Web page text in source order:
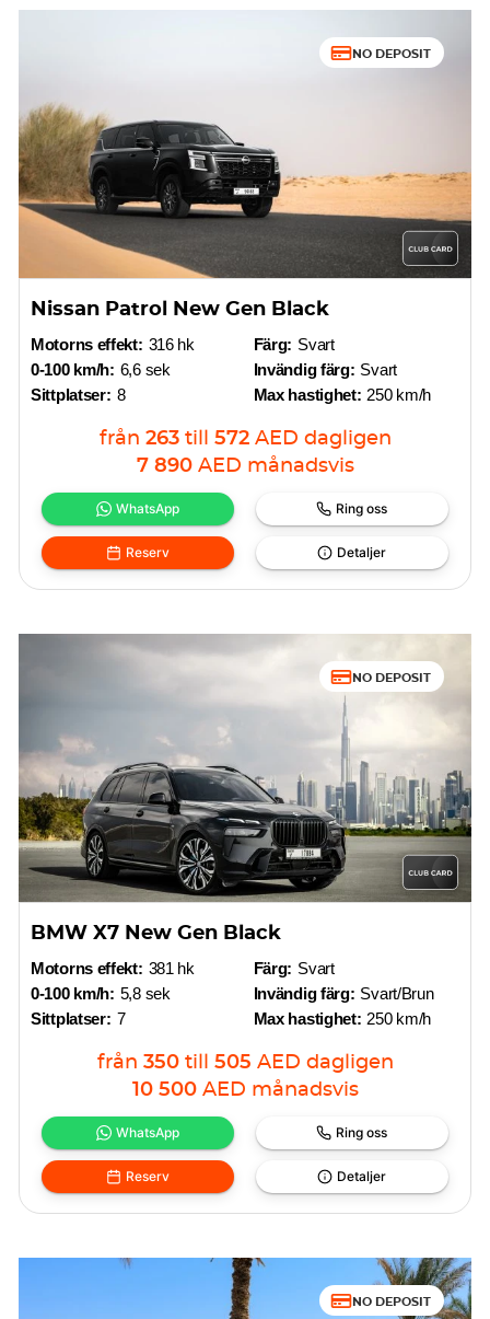
NO DEPOSIT
Nissan Patrol New Gen Black
Motorns effekt: 316 hk
0-100 km/h: 6,6 sek
Sittplatser: 8
Färg: Svart
Invändig färg: Svart
Max hastighet: 250 km/h
från 263 till 572 AED dagligen
7 890 AED månadsvis
WhatsApp Ring oss
Reserv Detaljer
NO DEPOSIT
BMW X7 New Gen Black
Motorns effekt: 381 hk
0-100 km/h: 5,8 sek
Sittplatser: 7
Färg: Svart
Invändig färg: Svart/Brun
Max hastighet: 250 km/h
från 350 till 505 AED dagligen
10 500 AED månadsvis
WhatsApp Ring oss
Reserv Detaljer
NO DEPOSIT